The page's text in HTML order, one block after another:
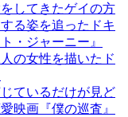
してきたゲイの方
る姿を追ったドキ
・ジャーニー』
の女性を描いたド
ているだけが見ど
映画『僕の巡査』